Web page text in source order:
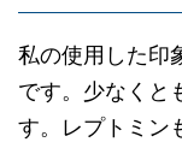
私の使用した印
です。少なくと
す。レプトミン